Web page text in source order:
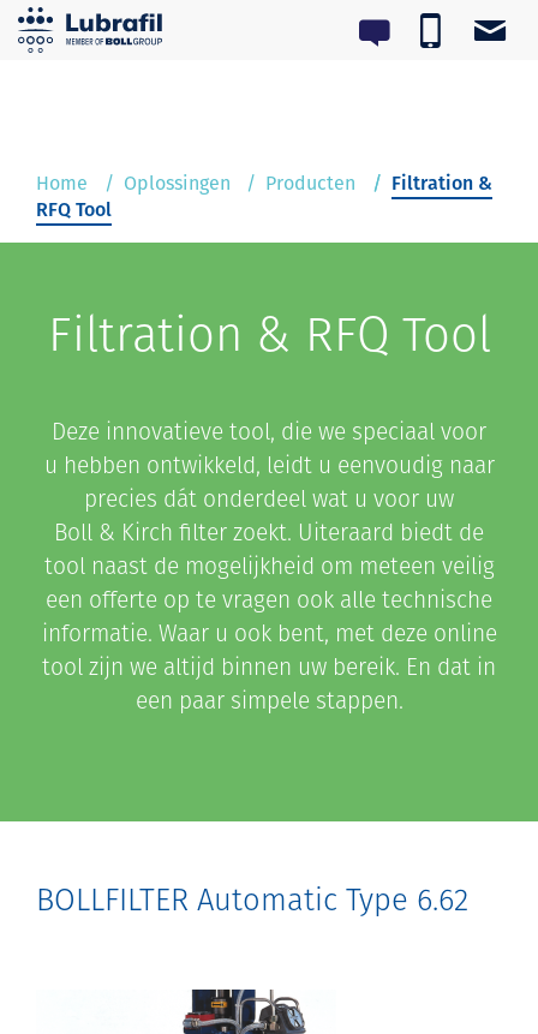
lubrafil@lubrafil.nl
Service & Onderhoud
Nieuws
Home Oplossingen Producten
Filtration &
RFQ Tool
Filtration & RFQ Tool
Deze innovatieve tool, die we speciaal voor
u hebben ontwikkeld, leidt u eenvoudig naar
precies dát onderdeel wat u voor uw
Boll & Kirch filter zoekt. Uiteraard biedt de
tool naast de mogelijkheid om meteen veilig
een offerte op te vragen ook alle technische
informatie. Waar u ook bent, met deze online
tool zijn we altijd binnen uw bereik. En dat in
een paar simpele stappen.
BOLLFILTER Automatic Type 6.62